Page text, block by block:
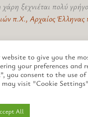
ξεχνιέται πολύ
π.Χ., Αρχαίος Έλληνας
πίσω στο
– Ο Μαγευτικός Κόσμος της
website to give you the
your preferences and
you consent to the use
may visit "Cookie
All